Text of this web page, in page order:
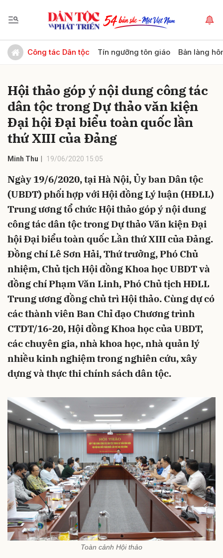
Công tác Dân tộc Tín ngưỡng tôn giáo Bản làng
Hội thảo góp ý nội dung công tác
dân tộc trong Dự thảo văn kiện
Đại hội Đại biểu toàn quốc lần
thứ XIII của Đảng
Minh Thu 19/06/2020 15:05
Ngày 19/6/2020, tại Hà Nội, Ủy ban Dân tộc
(UBDT) phối hợp với Hội đồng Lý luận (HĐLL)
Trung ương tổ chức Hội thảo góp ý nội dung
công tác dân tộc trong Dự thảo Văn kiện Đại
hội Đại biểu toàn quốc Lần thứ XIII của Đảng.
Đồng chí Lê Sơn Hải, Thứ trưởng, Phó Chủ
nhiệm, Chủ tịch Hội đồng Khoa học UBDT và
đồng chí Phạm Văn Linh, Phó Chủ tịch HĐLL
Trung ương đồng chủ trì Hội thảo. Cùng dự có
các thành viên Ban Chỉ đạo Chương trình
CTDT/16-20, Hội đồng Khoa học của UBDT,
các chuyên gia, nhà khoa học, nhà quản lý
nhiều kinh nghiệm trong nghiên cứu, xây
dựng và thực thi chính sách dân tộc.
Toàn cảnh Hội thảo
Gửi bình luận